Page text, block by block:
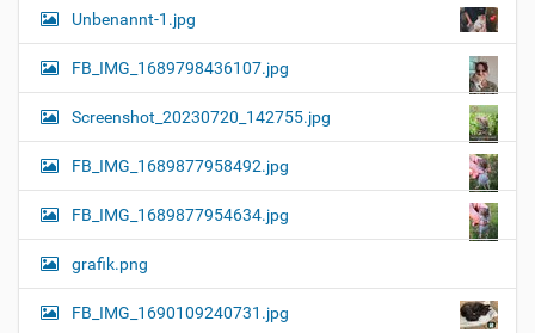
Unbenannt-1.jpg
FB_IMG_1689798436107.jpg
Screenshot_20230720_142755.jpg
FB_IMG_1689877958492.jpg
FB_IMG_1689877954634.jpg
grafik.png
FB_IMG_1690109240731.jpg